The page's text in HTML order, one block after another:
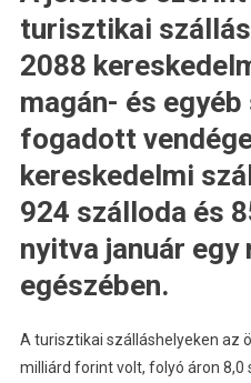
turisztikai
2088
magán- és
fogadott
kereskedelmi
924 szálloda és
nyitva január egy
egészében.
A turisztikai szálláshelyeken az
milliárd forint volt, folyó áron 8,0